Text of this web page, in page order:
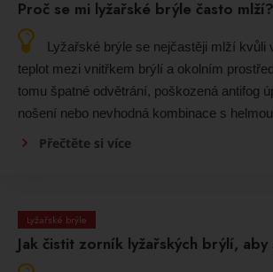
Proč se mi lyžařské brýle často mlží?
Lyžařské brýle se nejčastěji mlží kvůli
teplot mezi vnitřkem brýlí a okolním
tomu špatné odvětrání, poškozená antifog
nošení nebo nevhodná kombinace s
Přečtěte si více
Lyžařské brýle
Jak čistit zorník lyžařských brýlí,